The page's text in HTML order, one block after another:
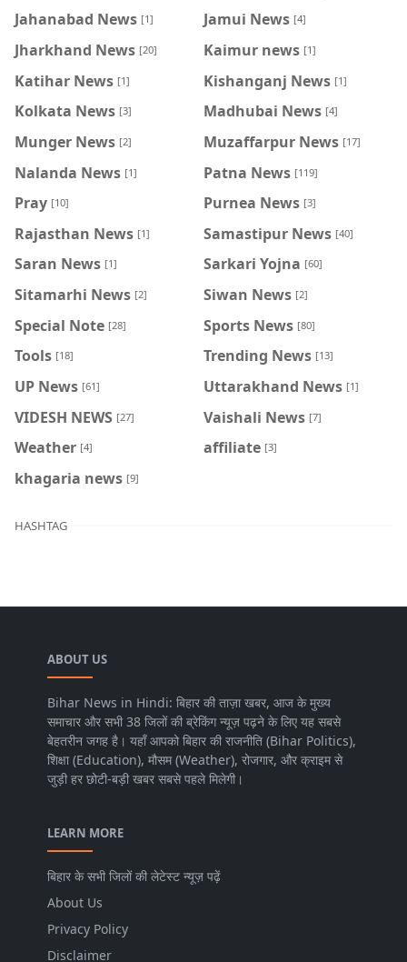
Jahanabad News [1] Jamui News [4]
Jharkhand News [20] Kaimur news [1]
Katihar News [1] Kishanganj News [1]
Kolkata News [3] Madhubai News [4]
Munger News [2] Muzaffarpur News [17]
Nalanda News [1] Patna News [119]
Pray [10] Purnea News [3]
Rajasthan News [1] Samastipur News [40]
Saran News [1] Sarkari Yojna [60]
Sitamarhi News [2] Siwan News [2]
Special Note [28] Sports News [80]
Tools [18] Trending News [13]
UP News [61] Uttarakhand News [1]
VIDESH NEWS [27] Vaishali News [7]
Weather [4] affiliate [3]
khagaria news [9]
HASHTAG
ABOUT US
Bihar News in Hindi: बिहार की ताज़ा खबर, आज के मुख्य
समाचार और सभी 38 जिलों की ब्रेकिंग न्यूज़ पढ़ने के लिए यह सबसे
बेहतरीन जगह है। यहाँ आपको बिहार की राजनीति (Bihar Politics),
शिक्षा (Education), मौसम (Weather), रोजगार, और क्राइम से
जुड़ी हर छोटी-बड़ी खबर सबसे पहले मिलेगी।
LEARN MORE
बिहार के सभी जिलों की लेटेस्ट न्यूज़ पढ़ें
About Us
Privacy Policy
Disclaimer